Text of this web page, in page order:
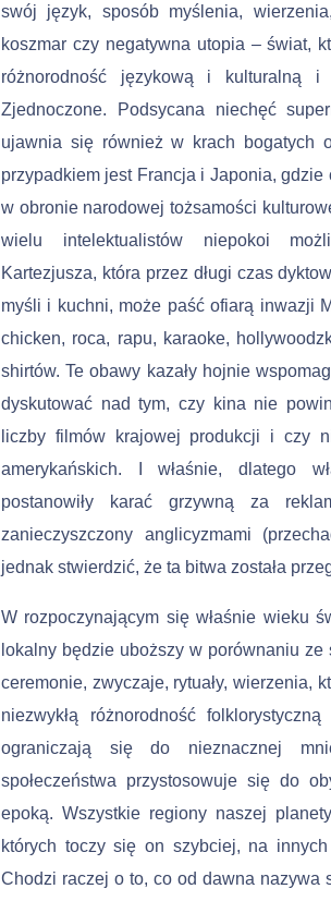
swój język, sposób myślenia,
koszmar czy negatywna utopia – świat,
różnorodność językową i kulturalną
Zjednoczone. Podsycana niechęć
ujawnia się również w kra­ch bogatych
przypadkiem jest Francja i Japonia,
w obronie narodowej tożsamości
wielu intelektualistów niepokoi
Kartezjusza, która przez długi czas
myśli i kuchni, może paść ofiarą inwazji
chicken, roca, rapu, karaoke,
shirtów. Te obawy kazały hojnie
dyskutować nad tym, czy kina nie
liczby filmów krajowej produkcji i czy
amerykańskich. I właśnie, dlatego
postanowiły karać grzywną za
zanieczyszczony anglicyzmami
jednak stwierdzić, że ta bitwa została
W rozpoczynającym się właśnie wieku
lokalny będzie uboższy w porównaniu ze
ceremonie, zwyczaje, rytuały, wierzenia,
niezwykłą różnorodność
ograniczają się do nieznacznej
społeczeństwa przystosowuje się do
epoką. Wszystkie regiony naszej
których toczy się on szybciej, na
Chodzi raczej o to, co od dawna nazy­wa